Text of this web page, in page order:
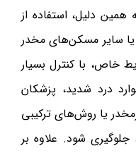
دلیل، استفاده از
یا سایر مسکن‌های مخدر
خاص، با کنترل بسیار
درد شدید، پزشکان
یا روش‌های ترکیبی
شود. علاوه بر